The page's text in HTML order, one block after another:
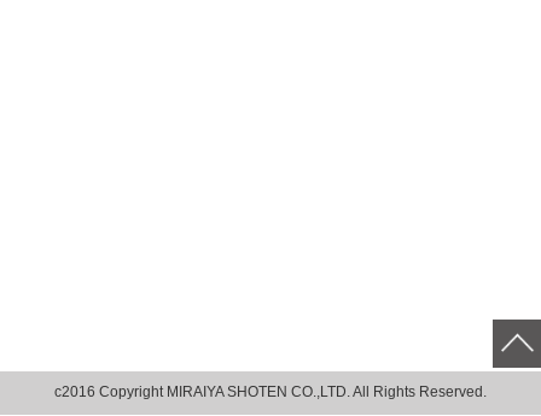
c2016 Copyright MIRAIYA SHOTEN CO.,LTD. All Rights Reserved.